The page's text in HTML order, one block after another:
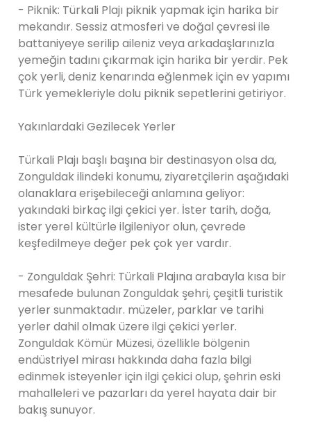
- Piknik: Türkali Plajı piknik yapmak için harika bir
mekandır. Sessiz atmosferi ve doğal çevresi ile
battaniyeye serilip aileniz veya arkadaşlarınızla
yemeğin tadını çıkarmak için harika bir yerdir. Pek
çok yerli, deniz kenarında eğlenmek için ev yapımı
Türk yemekleriyle dolu piknik sepetlerini getiriyor.
Yakınlardaki Gezilecek Yerler
Türkali Plajı başlı başına bir destinasyon olsa da,
Zonguldak ilindeki konumu, ziyaretçilerin aşağıdaki
olanaklara erişebileceği anlamına geliyor:
yakındaki birkaç ilgi çekici yer. İster tarih, doğa,
ister yerel kültürle ilgileniyor olun, çevrede
keşfedilmeye değer pek çok yer vardır.
- Zonguldak Şehri: Türkali Plajına arabayla kısa bir
mesafede bulunan Zonguldak şehri, çeşitli turistik
yerler sunmaktadır. müzeler, parklar ve tarihi
yerler dahil olmak üzere ilgi çekici yerler.
Zonguldak Kömür Müzesi, özellikle bölgenin
endüstriyel mirası hakkında daha fazla bilgi
edinmek isteyenler için ilgi çekici olup, şehrin eski
mahalleleri ve pazarları da yerel hayata dair bir
bakış sunuyor.